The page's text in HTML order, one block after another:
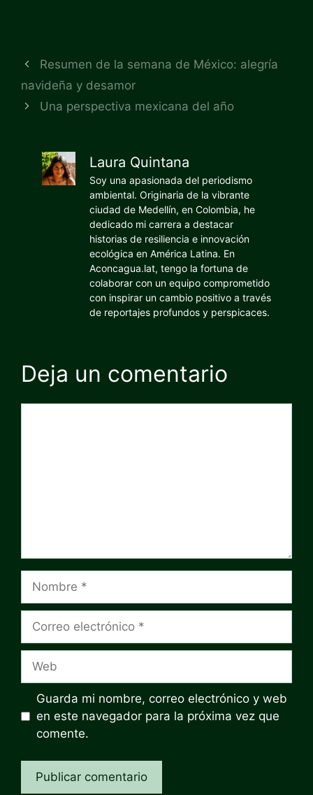
Resumen de la semana de México: alegría
navideña y desamor
Una perspectiva mexicana del año
Laura Quintana
Soy una apasionada del periodismo
ambiental. Originaria de la vibrante
ciudad de Medellín, en Colombia, he
dedicado mi carrera a destacar
historias de resiliencia e innovación
ecológica en América Latina. En
Aconcagua.lat, tengo la fortuna de
colaborar con un equipo comprometido
con inspirar un cambio positivo a través
de reportajes profundos y perspicaces.
Deja un comentario
Nombre
Correo
Web
Guarda mi nombre, correo electrónico y web
en este navegador para la próxima vez que
comente.